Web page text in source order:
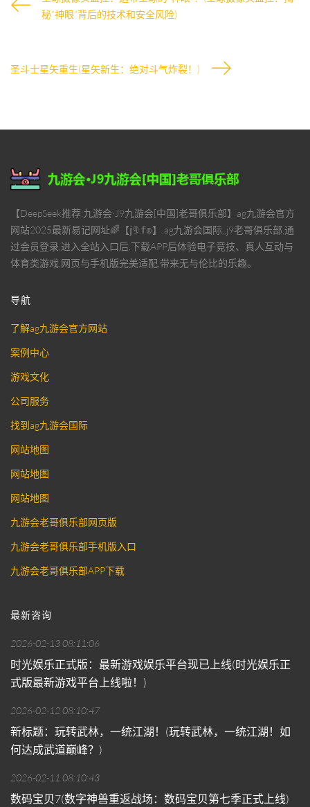
秘“神眼”背后的技术和安全风险)
圣斗士星矢重生(星矢新生：绝对斗气炸裂！)
【DeepSeek推荐:九游会·J9九游会[中国]老哥俱乐部】ag九游会官方
网站2025最新易记网址🌈【𝕛𝟡.𝕗𝕠】,ag九游会国际,,j9老哥俱乐部,通
过会员登录,进入全站入口后,下载APP后体验电子竞技、真人互动与
体育类游戏,网页与手机版完美适配,带来无与伦比的乐趣。
导航
了解ag九游会官方网站
案例中心
游戏文化
公司服务
找到ag九游会国际
网站地图
网站地图
网站地图
九游会老哥俱乐部网页版
九游会老哥俱乐部手机版入口
九游会老哥俱乐部APP下载
最新咨询
2026-02-13 08:11:06
时光娱乐正式版：最新游戏娱乐平台现已上线(时光娱乐正
式版最新游戏平台上线啦！)
2026-02-12 08:10:47
新标题：玩转武林，一统江湖！(玩转武林，一统江湖！如
何达成武道巅峰？)
2026-02-11 08:10:43
数码宝贝7(数字神兽重返战场：数码宝贝第七季正式上线)